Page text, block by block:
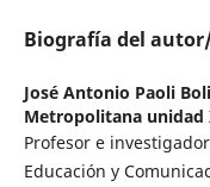
Biografía del
José Antonio Paoli
Metropolitana unidad
Profesor e
Educación y